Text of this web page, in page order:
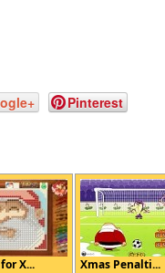
Pinterest
X... Xmas Penalti...